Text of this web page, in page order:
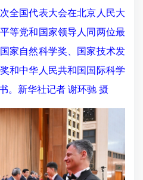
全国代表大会在北京人民大
等党和国家领导人同两位最
家自然科学奖、国家技术发
和中华人民共和国国际科学
。新华社记者 谢环驰 摄